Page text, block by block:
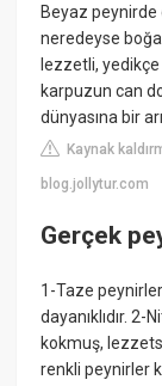
Beyaz
neredeyse
lezzetli,
karpuzun can
dünyasına bir
Kaynak
blog.jollytur.com
Gerçek
1-Taze
dayanıklıdır.
kokmuş,
renkli peynirler